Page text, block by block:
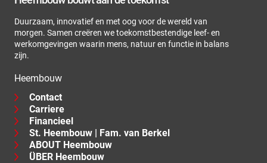
Duurzaam, innovatief en met oog voor de wereld van
morgen. Samen creëren we toekomstbestendige leef- en
werkomgevingen waarin mens, natuur en functie in balans
zijn.
Heembouw
Contact
Carriere
Financieel
St. Heembouw | Fam. van Berkel
ABOUT Heembouw
ÜBER Heembouw